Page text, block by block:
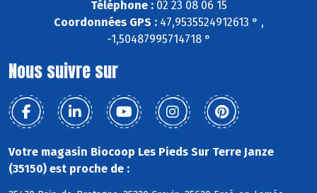
Téléphone :02 23 08 06 15
Coordonnées GPS :47,9535524912613 ° ,
-1,50487995714718 °
Nous suivre sur
Votre magasin Biocoop Les Pieds Sur Terre Janze
(35150) est proche de :